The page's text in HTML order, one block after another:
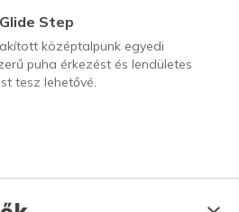
Glide Step
középtalpunk egyedi
puha érkezést és lendületes
tesz lehetővé.